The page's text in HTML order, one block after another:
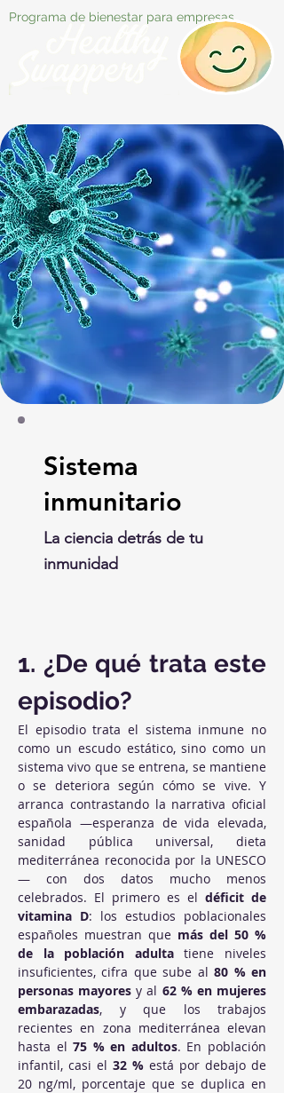
Programa de bienestar para empresas
Sistema
inmunitario
La ciencia detrás de tu
inmunidad
1. ¿De qué trata este
episodio?
El episodio trata el sistema inmune no
como un escudo estático, sino como un
sistema vivo que se entrena, se mantiene
o se deteriora según cómo se vive. Y
arranca contrastando la narrativa oficial
española —esperanza de vida elevada,
sanidad pública universal, dieta
mediterránea reconocida por la UNESCO
— con dos datos mucho menos
celebrados. El primero es el déficit de
vitamina D: los estudios poblacionales
españoles muestran que más del 50 %
de la población adulta tiene niveles
insuficientes, cifra que sube al 80 % en
personas mayores y al 62 % en mujeres
embarazadas, y que los trabajos
recientes en zona mediterránea elevan
hasta el 75 % en adultos. En población
infantil, casi el 32 % está por debajo de
20 ng/ml, porcentaje que se duplica en